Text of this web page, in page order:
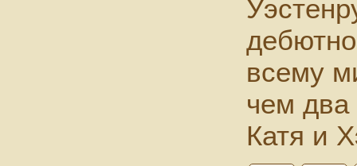
всему
чем
Катя и